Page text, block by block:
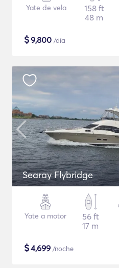
Yate de vela
158 ft
48 m
$9,800 /día
Searay Flybridge
Yate a motor
56 ft
17 m
$4,699 /noche